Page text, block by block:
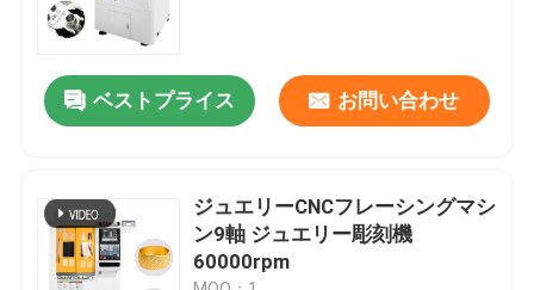
お問い合わせ
ニュース
事件
ブログ
ベストプライス お問い合わせ
ジュエリーCNCフレーシングマシ
ン9軸 ジュエリー彫刻機
60000rpm